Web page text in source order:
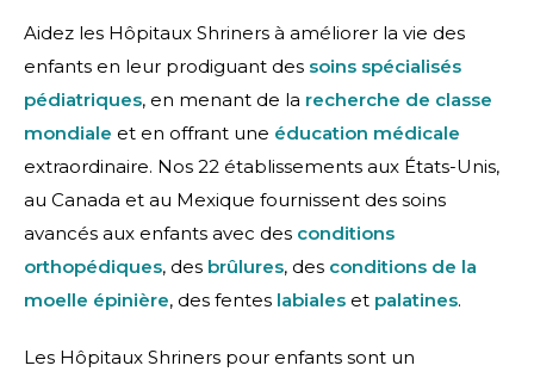
Aidez les Hôpitaux Shriners à améliorer la vie des
enfants en leur prodiguant des soins spécialisés
pédiatriques, en menant de la recherche de classe
mondiale et en offrant une éducation médicale
extraordinaire. Nos 22 établissements aux États-Unis,
au Canada et au Mexique fournissent des soins
avancés aux enfants avec des conditions
orthopédiques, des brûlures, des conditions de la
moelle épinière, des fentes labiales et palatines.
Les Hôpitaux Shriners pour enfants sont un